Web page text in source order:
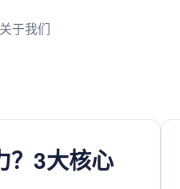
关于我们
？3大核心